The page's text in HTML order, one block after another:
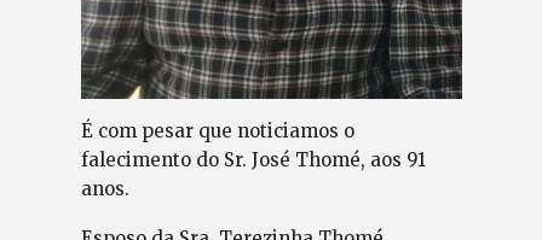
É com pesar que noticiamos o
falecimento do Sr. José Thomé, aos 91
anos.